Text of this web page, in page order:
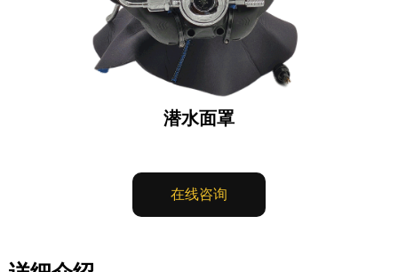
潜水面罩
在线咨询